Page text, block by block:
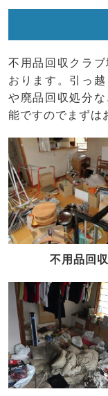
不用品回収クラ
おります。引っ
や廃品回収処分
能ですのでまずは
不用品回収